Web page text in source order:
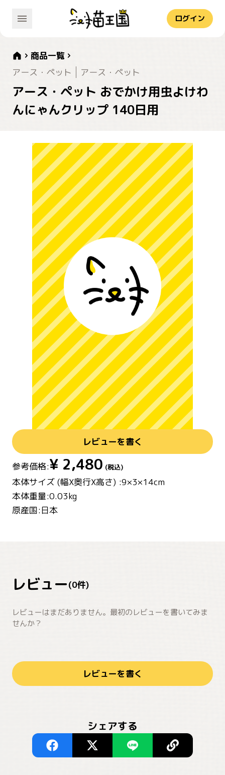
ログイン
商品一覧
アース・ペット
アース・ペット
アース・ペット おでかけ用虫よけわ
んにゃんクリップ 140日用
レビューを書く
参考価格:¥ 2,480 (税込)
本体サイズ (幅X奥行X高さ) :9×3×14cm
本体重量:0.03kg
原産国:日本
レビュー(0件)
レビューはまだありません。最初のレビューを書いてみま
せんか？
レビューを書く
シェアする